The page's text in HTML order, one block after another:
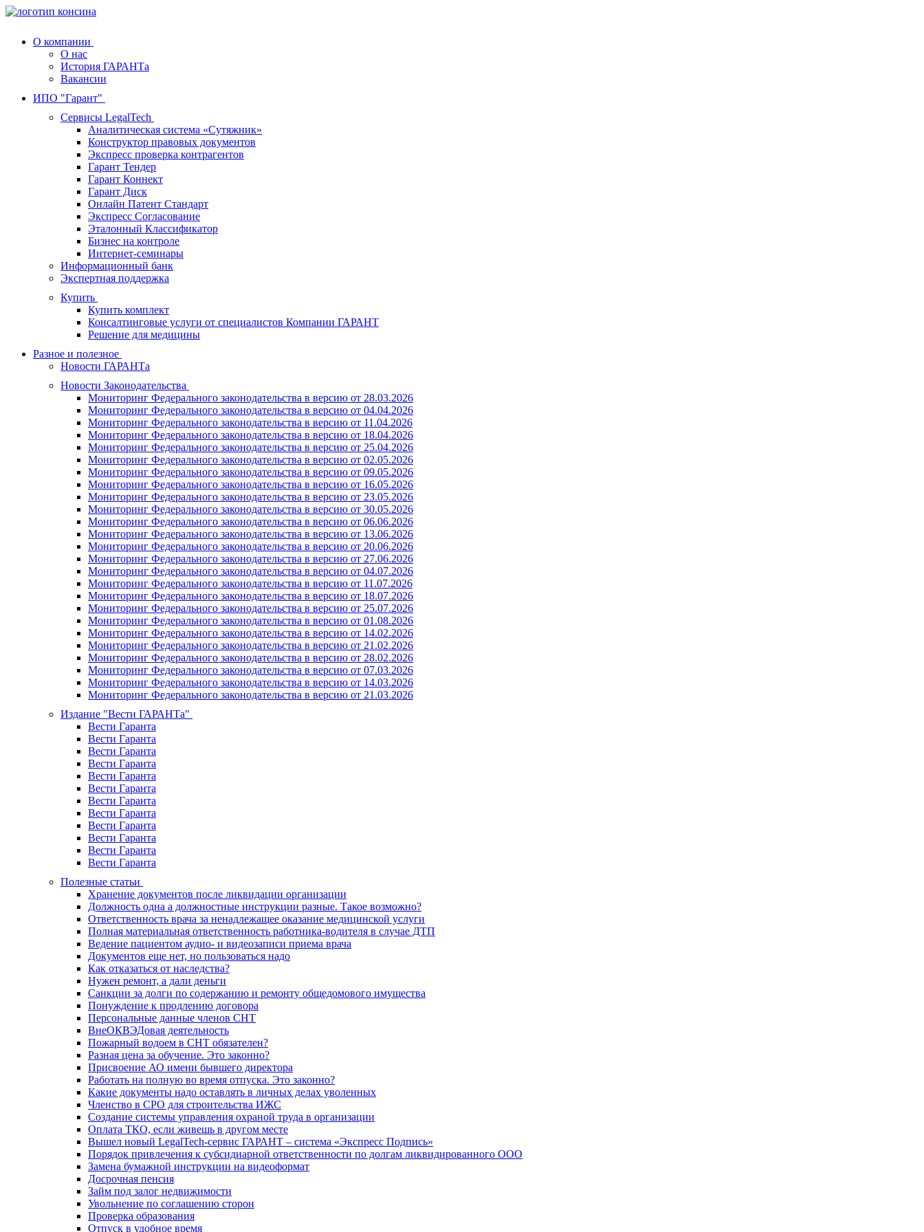
О компании
О нас
История ГАРАНТа
Вакансии
ИПО "Гарант"
Сервисы LegalTech
Аналитическая система «Сутяжник»
Конструктор правовых документов
Экспресс проверка контрагентов
Гарант Тендер
Гарант Коннект
Гарант Диск
Онлайн Патент Стандарт
Экспресс Согласование
Эталонный Классификатор
Бизнес на контроле
Интернет-семинары
Информационный банк
Экспертная поддержка
Купить
Купить комплект
Консалтинговые услуги от специалистов Компании ГАРАНТ
Решение для медицины
Разное и полезное
Новости ГАРАНТа
Новости Законодательства
Мониторинг Федерального законодательства в версию от 28.03.2026
Мониторинг Федерального законодательства в версию от 04.04.2026
Мониторинг Федерального законодательства в версию от 11.04.2026
Мониторинг Федерального законодательства в версию от 18.04.2026
Мониторинг Федерального законодательства в версию от 25.04.2026
Мониторинг Федерального законодательства в версию от 02.05.2026
Мониторинг Федерального законодательства в версию от 09.05.2026
Мониторинг Федерального законодательства в версию от 16.05.2026
Мониторинг Федерального законодательства в версию от 23.05.2026
Мониторинг Федерального законодательства в версию от 30.05.2026
Мониторинг Федерального законодательства в версию от 06.06.2026
Мониторинг Федерального законодательства в версию от 13.06.2026
Мониторинг Федерального законодательства в версию от 20.06.2026
Мониторинг Федерального законодательства в версию от 27.06.2026
Мониторинг Федерального законодательства в версию от 04.07.2026
Мониторинг Федерального законодательства в версию от 11.07.2026
Мониторинг Федерального законодательства в версию от 18.07.2026
Мониторинг Федерального законодательства в версию от 25.07.2026
Мониторинг Федерального законодательства в версию от 01.08.2026
Мониторинг Федерального законодательства в версию от 14.02.2026
Мониторинг Федерального законодательства в версию от 21.02.2026
Мониторинг Федерального законодательства в версию от 28.02.2026
Мониторинг Федерального законодательства в версию от 07.03.2026
Мониторинг Федерального законодательства в версию от 14.03.2026
Мониторинг Федерального законодательства в версию от 21.03.2026
Издание "Вести ГАРАНТа"
Вести Гаранта
Вести Гаранта
Вести Гаранта
Вести Гаранта
Вести Гаранта
Вести Гаранта
Вести Гаранта
Вести Гаранта
Вести Гаранта
Вести Гаранта
Вести Гаранта
Вести Гаранта
Полезные статьи
Хранение документов после ликвидации организации
Должность одна а должностные инструкции разные. Такое возможно?
Ответственность врача за ненадлежащее оказание медицинской услуги
Полная материальная ответственность работника-водителя в случае ДТП
Ведение пациентом аудио- и видеозаписи приема врача
Документов еще нет, но пользоваться надо
Как отказаться от наследства?
Нужен ремонт, а дали деньги
Санкции за долги по содержанию и ремонту общедомового имущества
Понуждение к продлению договора
Персональные данные членов СНТ
ВнеОКВЭДовая деятельность
Пожарный водоем в СНТ обязателен?
Разная цена за обучение. Это законно?
Присвоение АО имени бывшего директора
Работать на полную во время отпуска. Это законно?
Какие документы надо оставлять в личных делах уволенных
Членство в СРО для строительства ИЖС
Создание системы управления охраной труда в организации
Оплата ТКО, если живешь в другом месте
Вышел новый LegalTech-сервис ГАРАНТ – система «Экспресс Подпись»
Порядок привлечения к субсидиарной ответственности по долгам ликвидированного ООО
Замена бумажной инструкции на видеоформат
Досрочная пенсия
Займ под залог недвижимости
Увольнение по соглашению сторон
Проверка образования
Отпуск в удобное время